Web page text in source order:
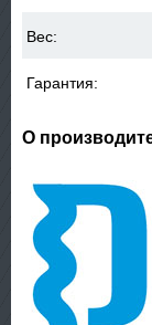
Вес:
Гарантия:
О